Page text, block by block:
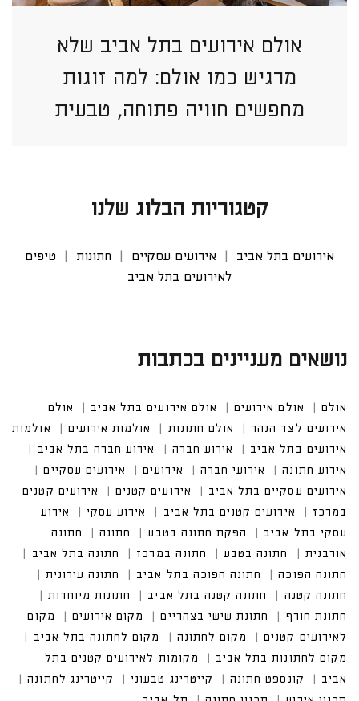
אולם אירועים בתל אביב שלא
מרגיש כמו אולם: למה זוגות
מחפשים חוויה פתוחה, טבעית
קטגוריות הבלוג שלנו
אירועים בתל אביב אירועים עסקיים חתונות
טיפים
לאירועים בתל אביב
נושאים מעניינים בכתבות
אולם אולם אירועים אולם אירועים בתל אביב
אולם אי
רועים לצד הנהר
אולם חתונות אולמות אירועים
אולמות אירוע
ים בתל אביב
אירוע חברה
אירוע חברה בתל אביב
אירוע חתונה
אירועי חברה
אירועים עסקיים
אירועים עסקיים בתל אביב
אירועים קטנים במרכז
אירועים קטנים בתל אביב
אירוע עסקי בתל אביב